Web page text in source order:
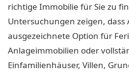
richtige Immobilie für Sie zu
Untersuchungen zeigen, dass
ausgezeichnete Option für
Anlageimmobilien oder
Einfamilienhäuser, Villen,